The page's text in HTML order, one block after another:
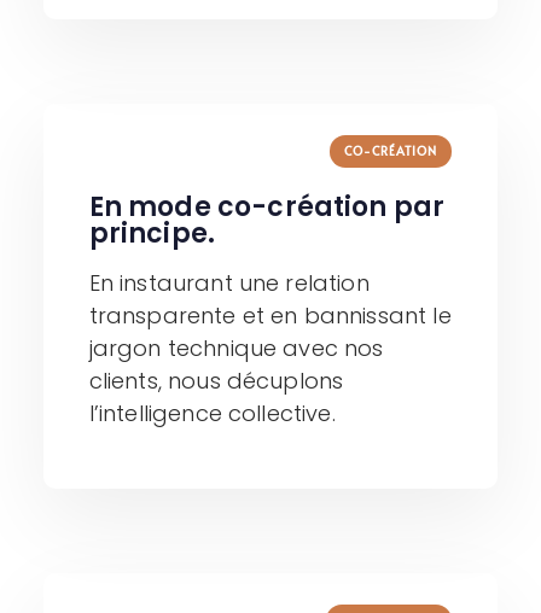
CO-CRÉATION
En mode co-création par
principe.​
En instaurant une relation
transparente et en bannissant le
jargon technique avec nos
clients, nous décuplons
l’intelligence collective.